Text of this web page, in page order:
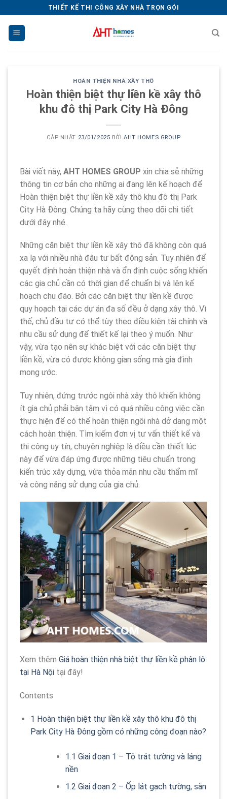
dung
THIẾT KẾ THI CÔNG XÂY NHÀ TRỌN GÓI
HOÀN THIỆN NHÀ XÂY THÔ
Hoàn thiện biệt thự liền kề xây thô
khu đô thị Park City Hà Đông
CẬP NHẬT 23/01/2025 BỞIAHT HOMES GROUP
Bài viết này, AHT HOMES GROUP xin chia sẻ những
thông tin cơ bản cho những ai đang lên kế hoạch để
Hoàn thiện biệt thự liền kề xây thô khu đô thị Park
City Hà Đông. Chúng ta hãy cùng theo dõi chi tiết
dưới đây nhé.
Những căn biệt thự liền kề xây thô đã không còn quá
xa lạ với nhiều nhà đâu tư bất động sản. Tuy nhiên để
quyết định hoàn thiện nhà và ổn định cuộc sống khiến
các gia chủ cần có thời gian để chuẩn bị và lên kế
hoạch chu đáo. Bởi các căn biệt thự liền kề được
quy hoạch tại các dự án đa số đều ở dạng xây thô. Vì
thế, chủ đầu tư có thể tùy theo điều kiện tài chính và
nhu cầu sử dụng để thiết kế lại theo ý muốn. Như
vậy, vừa tạo nên sự khác biệt với các căn biệt thự
liền kề, vừa có được không gian sống mà gia đình
mong ước.
Tuy nhiên, đứng trước ngôi nhà xây thô khiến không
ít gia chủ phải bận tâm vì có quá nhiều công việc cần
thực hiện để có thể hoàn thiện ngôi nhà dở dang một
cách hoàn thiện. Tìm kiếm đơn vị tư vấn thiết kế và
thi công uy tín, chuyên nghiệp là điều cần thiết lúc
này để vừa đáp ứng được những tiêu chuẩn trong
kiến trúc xây dựng, vừa thỏa mãn nhu cầu thẩm mĩ
và công năng sử dụng của gia chủ.
Xem thêm Giá hoàn thiện nhà biệt thự liền kề phân lô
tại Hà Nội tại đây!
Contents
1 Hoàn thiện biệt thự liền kề xây thô khu đô thị
Park City Hà Đông gồm có những công đoạn nào?
1.1 Giai đoạn 1 – Tô trát tường và láng
nền
1.2 Giai đoạn 2 – Ốp lát gạch tường, sàn